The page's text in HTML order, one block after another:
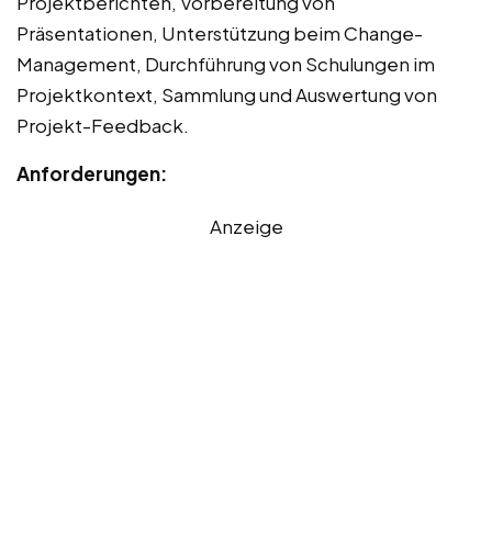
Präsentationen, Unterstützung beim Change-
Management, Durchführung von Schulungen im
Projektkontext, Sammlung und Auswertung von
Projekt-Feedback.
Anforderungen:
Anzeige